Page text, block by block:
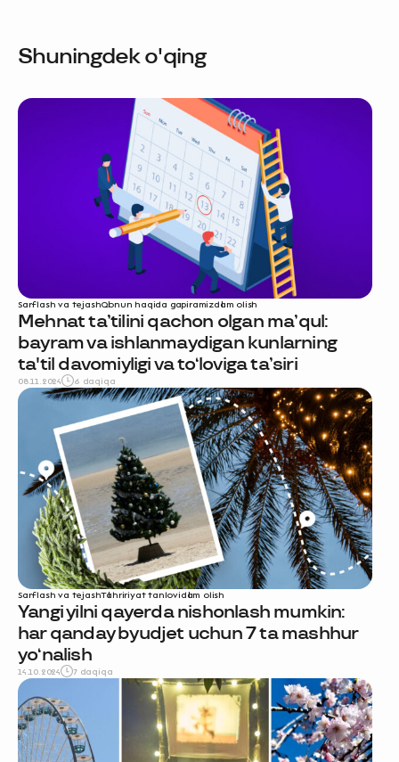
Shuningdek o'qing
Sarflash va tejashQonun haqida gapiramizdam olish
Mehnat ta’tilini qachon olgan ma’qul:
bayram va ishlanmaydigan kunlarning
ta'til davomiyligi va to‘loviga ta’siri
08.11.2024 6 daqiqa
Sarflash va tejashTahririyat tanlovidam olish
Yangi yilni qayerda nishonlash mumkin:
har qanday byudjet uchun 7 ta mashhur
yo‘nalish
14.10.2024 7 daqiqa